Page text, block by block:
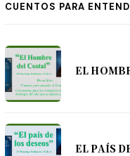
CUENTOS PARA
EL
EL PAÍS